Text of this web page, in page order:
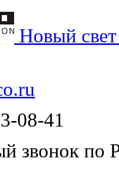
Новый
08-41
звонок по